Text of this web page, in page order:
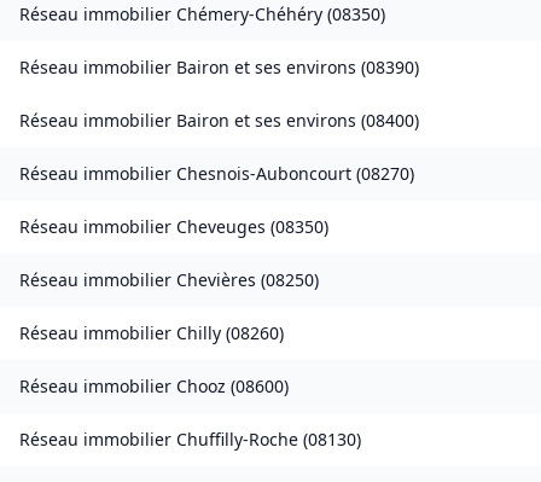
Réseau immobilier Chémery-Chéhéry (08350)
Réseau immobilier Bairon et ses environs (08390)
Réseau immobilier Bairon et ses environs (08400)
Réseau immobilier Chesnois-Auboncourt (08270)
Réseau immobilier Cheveuges (08350)
Réseau immobilier Chevières (08250)
Réseau immobilier Chilly (08260)
Réseau immobilier Chooz (08600)
Réseau immobilier Chuffilly-Roche (08130)